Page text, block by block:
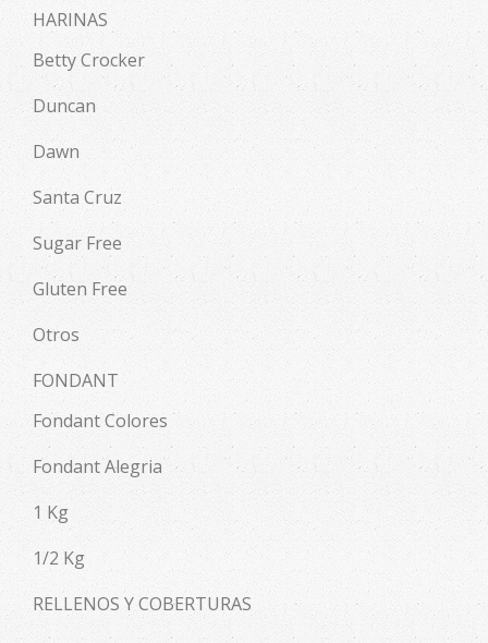
HARINAS
Betty Crocker
Duncan
Dawn
Santa Cruz
Sugar Free
Gluten Free
Otros
FONDANT
Fondant Colores
Fondant Alegria
1 Kg
1/2 Kg
RELLENOS Y COBERTURAS